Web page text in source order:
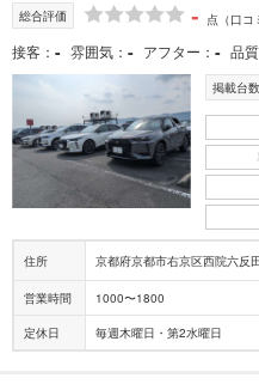
総合評価 - 点 （口
接客 - 雰囲気 - アフター - 品質
掲載台数
住所 京都府京都市右京区西院六反
営業時間 1000〜1800
定休日 毎週木曜日・第2水曜日